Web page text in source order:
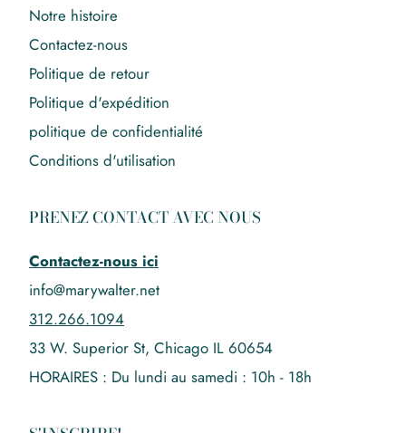
Notre histoire
Contactez-nous
Politique de retour
Politique d'expédition
politique de confidentialité
Conditions d'utilisation
PRENEZ CONTACT AVEC NOUS
Contactez-nous ici
info@marywalter.net
312.266.1094
33 W. Superior St, Chicago IL 60654
HORAIRES : Du lundi au samedi : 10h - 18h